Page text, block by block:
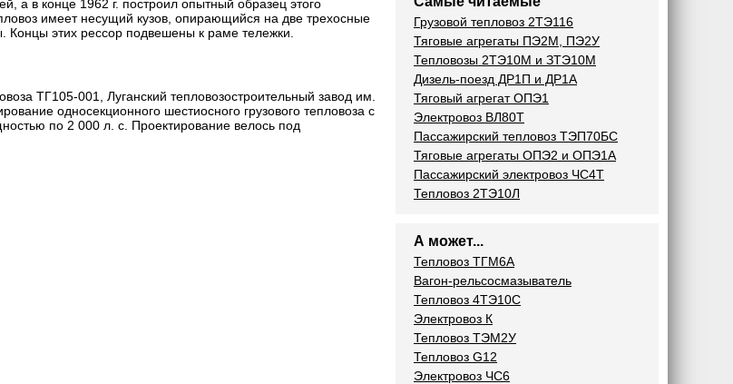
а в конце 1962 г. построил опытный образец этого
имеет несущий кузов, опирающийся на две трехосные
Концы этих рессор подвешены к раме тележки.
ТГ105-001, Луганский тепловозостроительный завод им.
односекционного шестиосного грузового тепловоза с
по 2 000 л. с. Проектирование велось под
Грузовой тепловоз 2ТЭ116
Тяговые агрегаты ПЭ2М, ПЭ2У
Тепловозы 2ТЭ10М и ЗТЭ10М
Дизель-поезд ДР1П и ДР1А
Тяговый агрегат ОПЭ1
Электровоз ВЛ80Т
Пассажирский тепловоз ТЭП70БС
Тяговые агрегаты ОПЭ2 и ОПЭ1А
Пассажирский электровоз ЧС4Т
Тепловоз 2ТЭ10Л
А может...
Тепловоз ТГМ6А
Вагон-рельсосмазыватель
Тепловоз 4ТЭ10С
Электровоз К
Тепловоз ТЭМ2У
Тепловоз G12
Электровоз ЧС6